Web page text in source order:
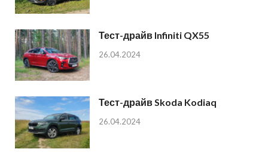
Тест-драйв Infiniti QX55
26.04.2024
Тест-драйв Skoda Kodiaq
26.04.2024